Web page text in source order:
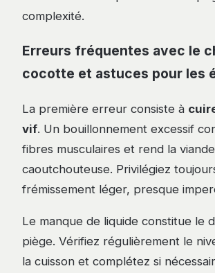
complexité.
Erreurs fréquentes avec le
cocotte et astuces pour les
La première erreur consiste à
vif. Un bouillonnement excessif
fibres musculaires et rend la
caoutchouteuse. Privilégiez
frémissement léger, presque
Le manque de liquide constitue le
piège. Vérifiez régulièrement le
la cuisson et complétez si